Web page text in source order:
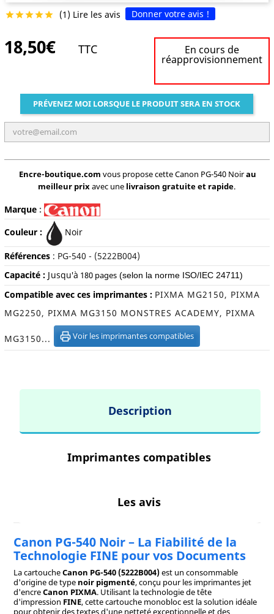
 (1) Lire les avis Donner votre avis !
18,50€ TTC En cours de
réapprovisionnement
PRÉVENEZ MOI LORSQUE LE PRODUIT SERA EN STOCK
Encre-boutique.com vous propose cette Canon PG-540 Noirau
meilleur prixavec une livraison gratuite et rapide.
Marque:
Couleur :
Noir
Références: PG-540 - (5222B004)
Capacité : Jusqu'à 180 pages (selon la norme ISO/IEC 24711)
Compatible avec ces imprimantes : PIXMA MG2150, PIXMA
MG2250, PIXMA MG3150 MONSTRES ACADEMY, PIXMA
MG3150... Voir les imprimantes compatibles
Description
Imprimantes compatibles
Les avis
Canon PG-540 Noir – La Fiabilité de la
Technologie FINE pour vos Documents
La cartoucheCanon PG-540 (5222B004)est un consommable
d'origine de type noir pigmenté, conçu pour les imprimantes jet
d'encreCanon PIXMA. Utilisant la technologie de tête
d'impression FINE, cette cartouche monobloc est la solution idéale
pour obtenir des textes d'une netteté exceptionnelle et des